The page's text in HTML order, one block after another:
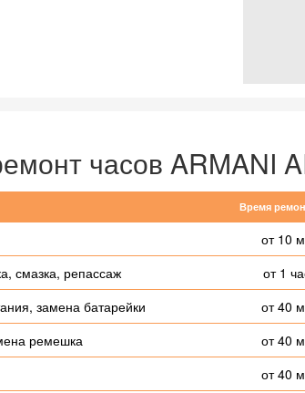
часов ARMANI
Время
от 10
смазка, репассаж
от 1
замена батарейки
от 40
ремешка
от 40
от 40